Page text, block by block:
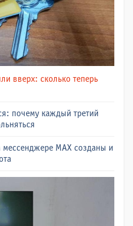
вверх: сколько теперь
почему каждый третий
мессенджере МАХ созданы и